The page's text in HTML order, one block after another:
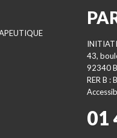
43,
92340
RER B :
01